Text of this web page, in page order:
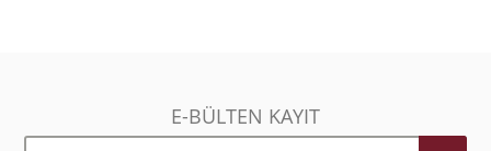
E-BÜLTEN KAYIT